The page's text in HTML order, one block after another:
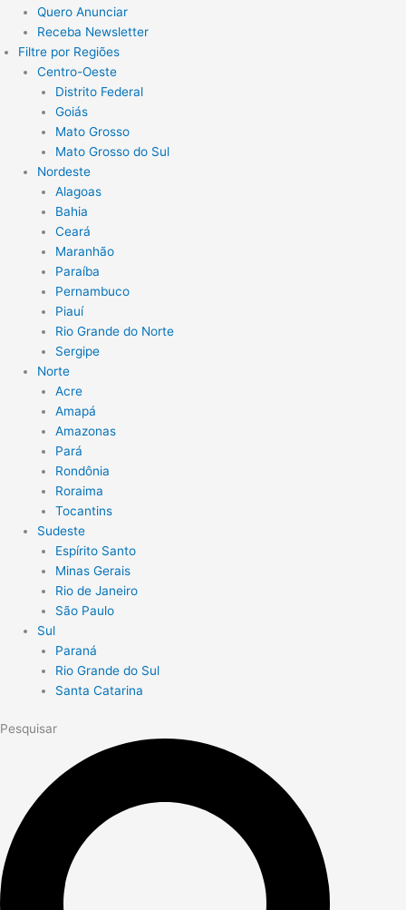
Quero Anunciar
Receba Newsletter
Filtre por Regiões
Centro-Oeste
Distrito Federal
Goiás
Mato Grosso
Mato Grosso do Sul
Nordeste
Alagoas
Bahia
Ceará
Maranhão
Paraíba
Pernambuco
Piauí
Rio Grande do Norte
Sergipe
Norte
Acre
Amapá
Amazonas
Pará
Rondônia
Roraima
Tocantins
Sudeste
Espírito Santo
Minas Gerais
Rio de Janeiro
São Paulo
Sul
Paraná
Rio Grande do Sul
Santa Catarina
Pesquisar